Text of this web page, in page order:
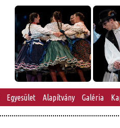
Egyesület Alapítvány Galéria